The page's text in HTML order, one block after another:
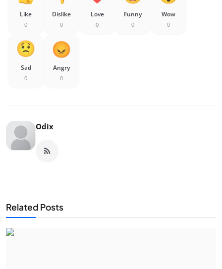
Like
0
Dislike
0
Love
0
Funny
0
Wow
0
Sad
0
Angry
0
Odix
Related Posts